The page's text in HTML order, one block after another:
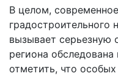
В целом,
градостроительного
вызывает серьезную
региона
отметить, что